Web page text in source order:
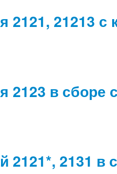
2121, 21213
2123 в сборе
2121*, 2131